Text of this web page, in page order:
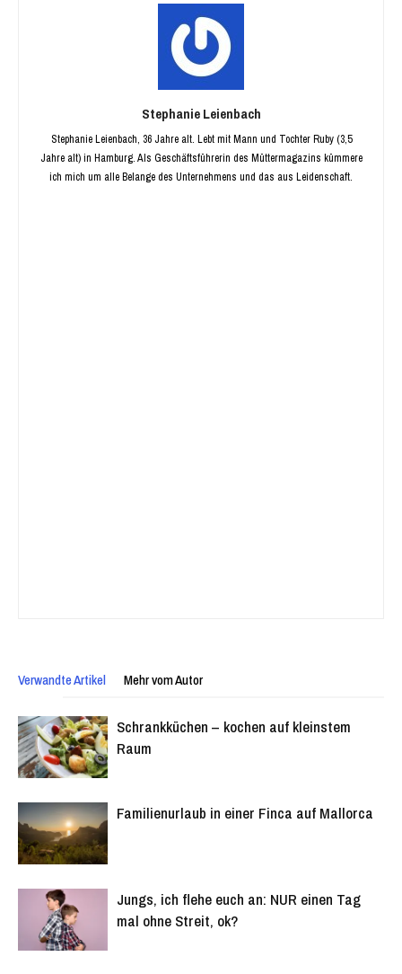
Stephanie Leienbach
Stephanie Leienbach, 36 Jahre alt. Lebt mit Mann und Tochter Ruby (3,5
Jahre alt) in Hamburg. Als Geschäftsführerin des Müttermagazins kümmere
ich mich um alle Belange des Unternehmens und das aus Leidenschaft.
Verwandte Artikel Mehr vom Autor
Schrankküchen – kochen auf kleinstem
Raum
Familienurlaub in einer Finca auf Mallorca
Jungs, ich flehe euch an: NUR einen Tag
mal ohne Streit, ok?